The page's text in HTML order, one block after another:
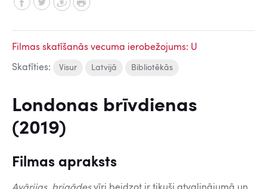
Filmas skatīšanās vecuma ierobežojums: U
Skatīties: Visur Latvijā Bibliotēkās
Londonas brīvdienas
(2019)
Filmas apraksts